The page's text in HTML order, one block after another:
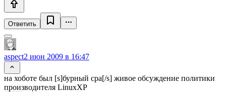
Ответить
aspect2 июн 2009 в 16:47
на хоботе был [s]бурный сра[/s] живое обсуждение политики
производителя LinuxXP